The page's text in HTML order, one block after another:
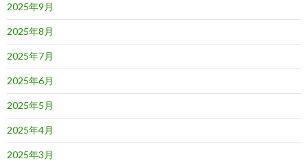
2025年9月
2025年8月
2025年7月
2025年6月
2025年5月
2025年4月
2025年3月